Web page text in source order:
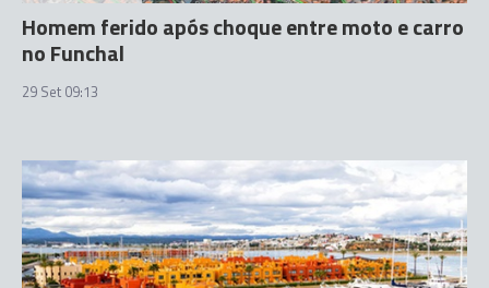
Homem ferido após choque entre moto e carro
no Funchal
29 Set 09:13